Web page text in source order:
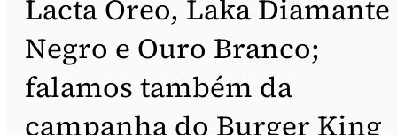
Lacta Oreo, Laka Diamante
Negro e Ouro Branco;
falamos também da
campanha do Burger King